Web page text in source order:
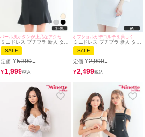
ミニドレス プチプラ 新人 タイ
ト オフショル 低身長 胸元隠
し ダブルボタン 黒 キャバドレ
ス (あおぽん着用/S〜XLサイズ
対応) | myMinette/マイミネッ
ト
SALE
定価 ¥5,390→
¥1,999
ミニドレス プチプラ 新人 タイ
ト 長袖 袖あり オフショル レ
ース 花柄 低身長 胸元隠し 同
伴 清楚 白 キャバドレス (せい
せい着用/Mサイズ対応) |
myMinette/マイミネット
SALE
定価 ¥2,990→
¥2,499